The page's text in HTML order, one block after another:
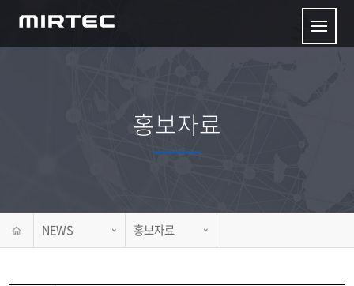
홍보자료
NEWS 홍보자료